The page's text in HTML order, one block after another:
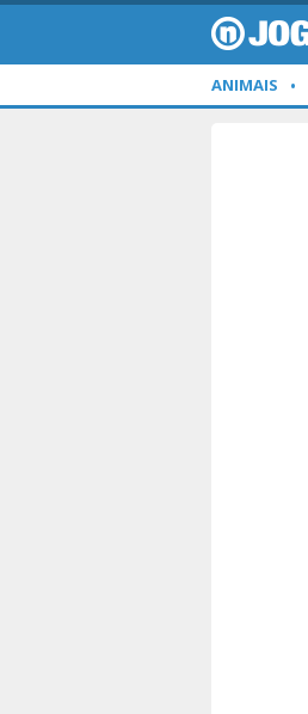
ANIMAIS